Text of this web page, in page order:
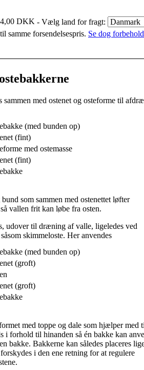
DKK - Vælg land for fragt:
samme forsendelsespris. Se dog
sammen med ostenet og osteforme til
(med bunden op)
(fint)
med ostemasse
(fint)
som sammen med ostenettet løfter
vallen frit kan løbe fra osten.
udover til dræning af valle, ligeledes ved
skimmeloste. Her anvendes
(med bunden op)
(groft)
(groft)
med toppe og dale som hjælper med
i forhold til hinanden så én bakke kan
bakke. Bakkerne kan således placeres
i den ene retning for at regulere